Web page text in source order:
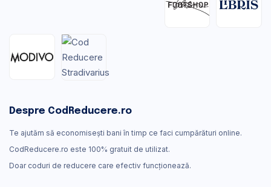
Despre CodReducere.ro
Te ajutăm să economisești bani în timp ce faci cumpărături online.
CodReducere.ro este 100% gratuit de utilizat.
Doar coduri de reducere care efectiv funcţionează.